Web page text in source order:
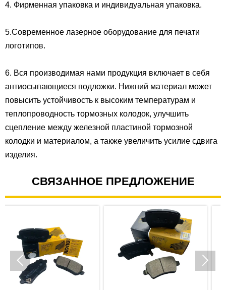
4. Фирменная упаковка и индивидуальная упаковка.
5.Современное лазерное оборудование для печати
логотипов.
6. Вся производимая нами продукция включает в себя
антиосыпающиеся подложки. Нижний материал может
повысить устойчивость к высоким температурам и
теплопроводность тормозных колодок, улучшить
сцепление между железной пластиной тормозной
колодки и материалом, а также увеличить усилие сдвига
изделия.
СВЯЗАННОЕ ПРЕДЛОЖЕНИЕ
 